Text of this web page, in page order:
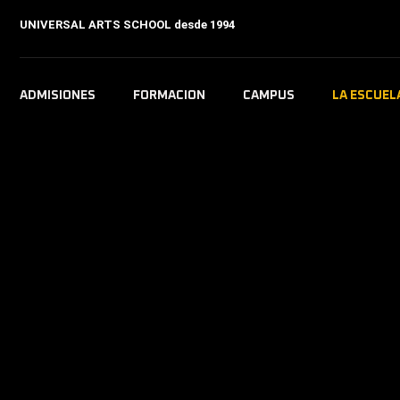
UNIVERSAL ARTS SCHOOL desde 1994
ADMISIONES FORMACION CAMPUS LA